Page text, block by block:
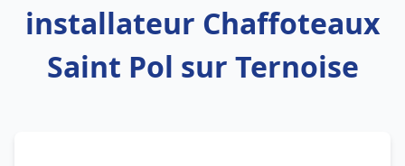
installateur Chaffoteaux
Saint Pol sur Ternoise